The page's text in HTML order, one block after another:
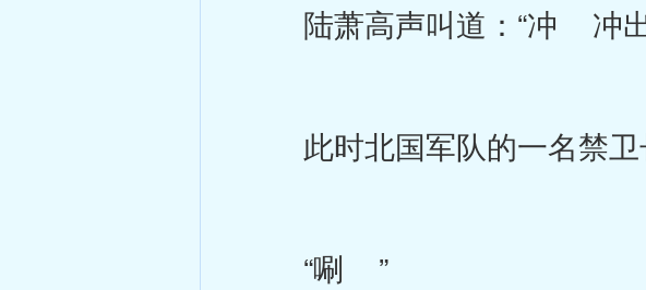
陆萧高声叫道：“冲 冲
此时北国军队的一名禁卫
“唰 ”